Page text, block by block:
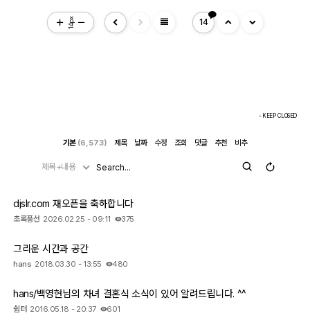
14px view_headline 14
- KEEP CLOSED
기본 (6,573) 제목 날짜 수정 조회 댓글 추천 비추
제목+내용
djslr.com 재오픈을 축하합니다
초록풍선 2026.02.25 - 09:11 375
그리운 시간과 공간
hans 2018.03.30 - 13:55 480
hans/백영현님의 차녀 결혼식 소식이 있어 알려드립니다. ^^
쉼터 2016.05.18 - 20:37 601